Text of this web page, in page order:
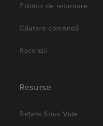
Politica de returnare
Căutare comandă
Recenzii
Resurse
Rețete Sous Vide